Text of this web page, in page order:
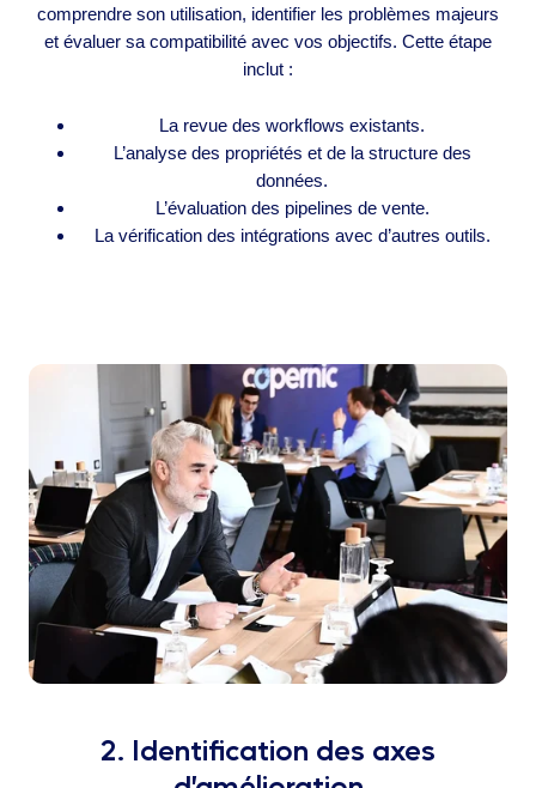
comprendre son utilisation, identifier les problèmes majeurs
et évaluer sa compatibilité avec vos objectifs. Cette étape
inclut :
La revue des workflows existants.
L’analyse des propriétés et de la structure des
données.
L’évaluation des pipelines de vente.
La vérification des intégrations avec d’autres outils.
2. Identification des axes